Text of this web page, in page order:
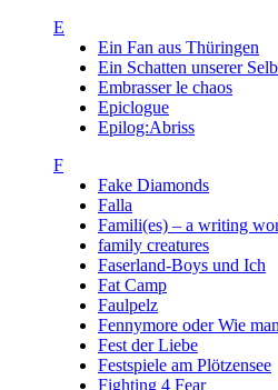
E
Ein Fan aus Thüringen
Ein Schatten unserer
Embrasser le chaos
Epiclogue
Epilog:Abriss
F
Fake Diamonds
Falla
Famili(es) – a writing
family creatures
Faserland-Boys und Ich
Fat Camp
Faulpelz
Fennymore oder Wie
Fest der Liebe
Festspiele am Plötzensee
Fighting 4 Fear